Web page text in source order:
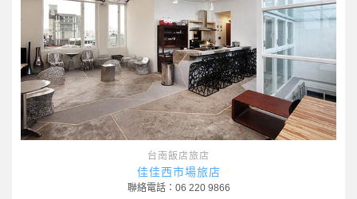
台南飯店旅店
佳佳西市場旅店
聯絡電話：06 220 9866